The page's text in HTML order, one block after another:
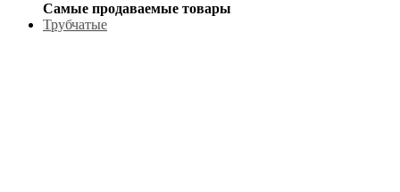
Самые продаваемые товары
Трубчатые